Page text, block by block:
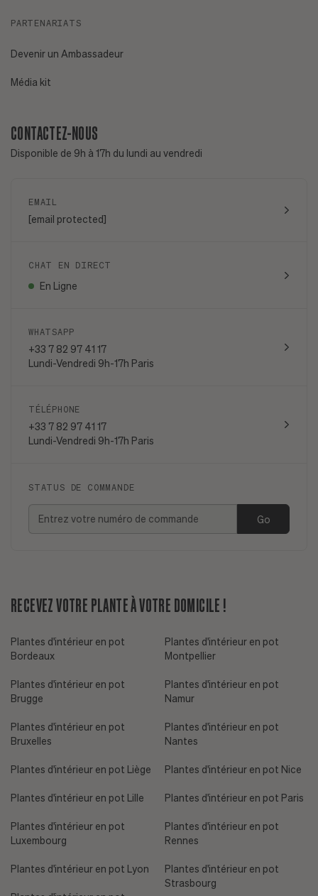
PARTENARIATS
Devenir un Ambassadeur
Média kit
CONTACTEZ-NOUS
Disponible de 9h à 17h du lundi au vendredi
EMAIL
[email protected]
CHAT EN DIRECT
En Ligne
WHATSAPP
+33 7 82 97 41 17
Lundi-Vendredi 9h-17h Paris
TÉLÉPHONE
+33 7 82 97 41 17
Lundi-Vendredi 9h-17h Paris
STATUS DE COMMANDE
Go
RECEVEZ VOTRE PLANTE À VOTRE DOMICILE !
Plantes d'intérieur en pot
Bordeaux
Plantes d'intérieur en pot
Brugge
Plantes d'intérieur en pot
Bruxelles
Plantes d'intérieur en pot Liège
Plantes d'intérieur en pot Lille
Plantes d'intérieur en pot
Luxembourg
Plantes d'intérieur en pot Lyon
Plantes d'intérieur en pot
Montpellier
Plantes d'intérieur en pot
Namur
Plantes d'intérieur en pot
Nantes
Plantes d'intérieur en pot Nice
Plantes d'intérieur en pot Paris
Plantes d'intérieur en pot
Rennes
Plantes d'intérieur en pot
Strasbourg